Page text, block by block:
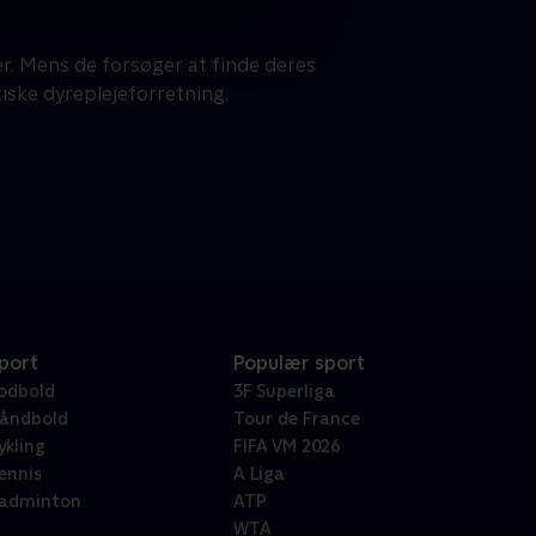
Mens de forsøger at finde deres
dyreplejeforretning.
Populær sport
3F Superliga
Tour de France
FIFA VM 2026
A Liga
ATP
WTA